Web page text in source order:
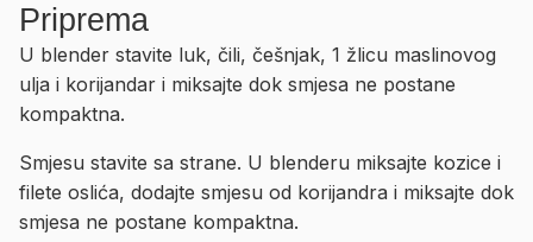
Priprema
U blender stavite luk, čili, češnjak, 1 žlicu maslinovog
ulja i korijandar i miksajte dok smjesa ne postane
kompaktna.
Smjesu stavite sa strane. U blenderu miksajte kozice i
filete oslića, dodajte smjesu od korijandra i miksajte dok
smjesa ne postane kompaktna.